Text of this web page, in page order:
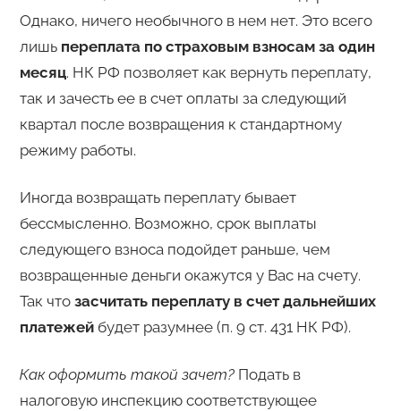
Однако, ничего необычного в нем нет. Это всего
лишь переплата по страховым взносам за один
месяц. НК РФ позволяет как вернуть переплату,
так и зачесть ее в счет оплаты за следующий
квартал после возвращения к стандартному
режиму работы.
Иногда возвращать переплату бывает
бессмысленно. Возможно, срок выплаты
следующего взноса подойдет раньше, чем
возвращенные деньги окажутся у Вас на счету.
Так что засчитать переплату в счет дальнейших
платежейбудет разумнее (п. 9 ст. 431 НК РФ).
Как оформить такой зачет? Подать в
налоговую инспекцию соответствующее